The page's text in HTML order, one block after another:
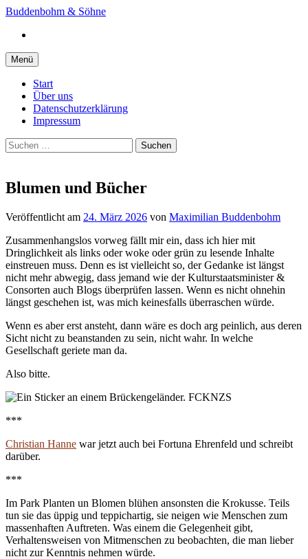
Springe
Inhalt
Buddenbohm & Söhne
Menü
Start
Über uns
Datenschutzerklärung
Impressum
Suchen
nach:
Blumen und Bücher
Veröffentlicht am 24. März 2026 von Maximilian Buddenbohm
Zusammenhangslos vorweg fällt mir ein, dass ich hier mit
Dringlichkeit als links oder woke oder grün zu lesende Inhalte
einstreuen muss. Denn es ist vielleicht so, der Gedanke ist längst
nicht mehr abwegig, dass jemand wie der Kulturstaatsminister &
Consorten auch Blogs überprüfen lassen. Wenn es nicht ohnehin
längst geschehen ist, was mich keinesfalls überraschen würde.
Wenn es aber erst ansteht, dann wäre es doch arg peinlich, aus deren
Sicht nicht zu beanstanden zu sein, nicht wahr. In welche
Gesellschaft geriete man da.
Also bitte.
***
Christian Hanne war jetzt auch bei Fortuna Ehrenfeld und schreibt
darüber.
***
Im Park Planten un Blomen blühen ansonsten die Krokusse. Teils
tun sie das üppig und teppichartig, sie neigen wie Menschen zum
massenhaften Auftreten. Was einem die Gelegenheit gibt,
Verhaltensweisen von Mitmenschen zu beobachten, die man lieber
nicht zur Kenntnis nehmen würde.